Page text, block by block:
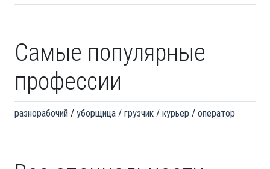
Самые популярные
профессии
разнорабочий уборщица грузчик курьер оператор